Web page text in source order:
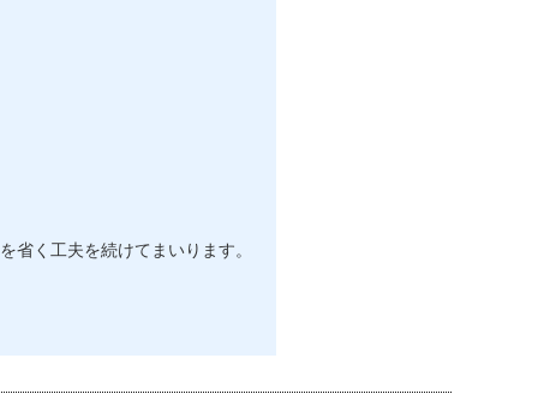
省く工夫を続けてまいります。